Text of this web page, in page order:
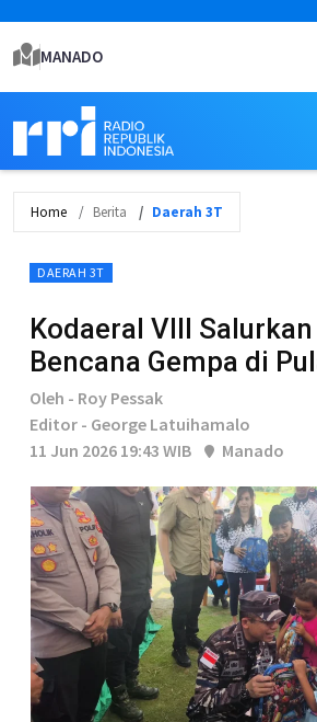
MANADO
Home Berita Daerah 3T
DAERAH 3T
Kodaeral VIII
Bencana Gempa di
Oleh - Roy Pessak
Editor - George Latuihamalo
11 Jun 2026 19:43 WIB
Manado